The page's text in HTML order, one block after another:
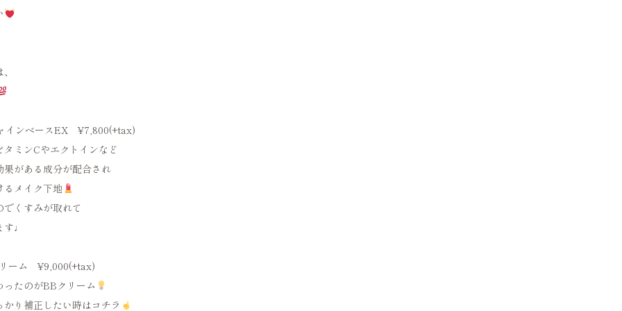
インベースEX ¥7,800(+tax)
ミンCやエクトインなど
がある成分が配合され
るメイク下地
くすみが取れて
♩
ーム ¥9,000(+tax)
たのがBBクリーム
り補正したい時はコチラ